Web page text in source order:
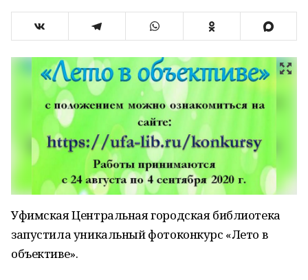
Уфимская Центральная городская библиотека
запустила уникальный фотоконкурс «Лето в
объективе».